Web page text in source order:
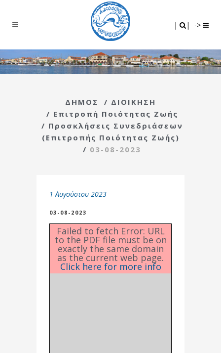
| | ->
ΔΗΜΟΣ / ΔΙΟΙΚΗΣΗ
/ Επιτροπή Ποιότητας Ζωής
/ Προσκλήσεις Συνεδριάσεων
(Επιτροπής Ποιότητας Ζωής)
/ 03-08-2023
1 Αυγούστου 2023
03-08-2023
Failed to fetch Error: URL
to the PDF file must be on
exactly the same domain
as the current web page.
Click here for more info